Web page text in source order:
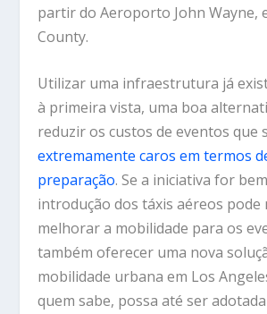
partir do Aeroporto John Wayne,
County.
Utilizar uma infraestrutura já
à primeira vista, uma boa
reduzir os custos de eventos que
extremamente caros em termos
preparação. Se a iniciativa for
introdução dos táxis aéreos pode
melhorar a mobilidade para os
também oferecer uma nova
mobilidade urbana em Los
quem sabe, possa até ser